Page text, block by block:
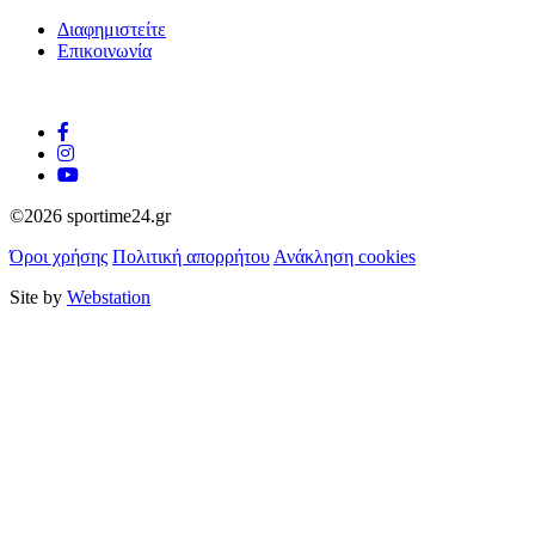
Διαφημιστείτε
Επικοινωνία
©2026 sportime24.gr
Όροι χρήσης Πολιτική απορρήτου Ανάκληση cookies
Site by Webstation